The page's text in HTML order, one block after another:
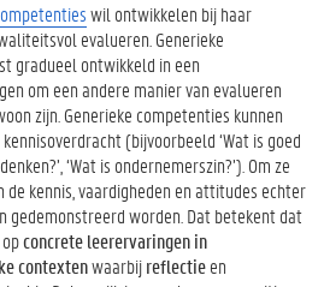
wil ontwikkelen bij haar
evalueren. Generieke
gradueel ontwikkeld in een
om een andere manier van evalueren
zijn. Generieke competenties kunnen
(bijvoorbeeld ‘Wat is goed
‘Wat is ondernemerszin?’). Om ze
kennis, vaardigheden en attitudes echter
gedemonstreerd worden. Dat betekent dat
concrete leerervaringen in
contextenwaarbijreflectieen